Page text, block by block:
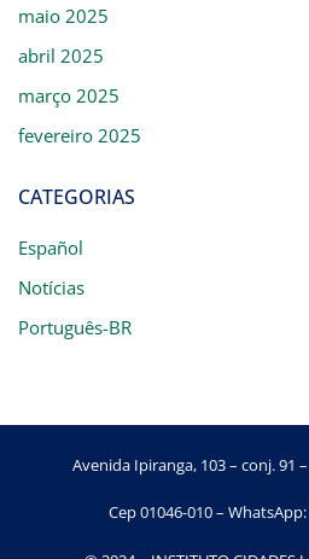
maio 2025
abril 2025
março 2025
fevereiro 2025
CATEGORIAS
Español
Notícias
Português-BR
Avenida Ipiranga, 103 – conj. 91
Cep 01046-010 –